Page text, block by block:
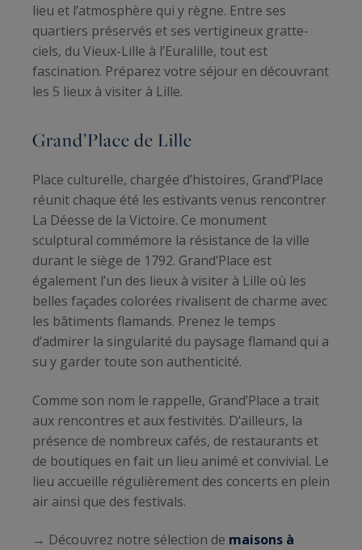
lieu et l’atmosphère qui y règne. Entre ses
quartiers préservés et ses vertigineux gratte-
ciels, du Vieux-Lille à l’Euralille, tout est
fascination. Préparez votre séjour en découvrant
les 5 lieux à visiter à Lille.
Grand’Place de Lille
Place culturelle, chargée d’histoires, Grand’Place
réunit chaque été les estivants venus rencontrer
La Déesse de la Victoire. Ce monument
sculptural commémore la résistance de la ville
durant le siège de 1792. Grand’Place est
également l’un des lieux à visiter à Lille où les
belles façades colorées rivalisent de charme avec
les bâtiments flamands. Prenez le temps
d’admirer la singularité du paysage flamand qui a
su y garder toute son authenticité.
Comme son nom le rappelle, Grand’Place a trait
aux rencontres et aux festivités. D’ailleurs, la
présence de nombreux cafés, de restaurants et
de boutiques en fait un lieu animé et convivial. Le
lieu accueille régulièrement des concerts en plein
air ainsi que des festivals.
→ Découvrez notre sélection de maisons à